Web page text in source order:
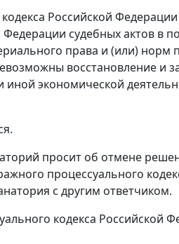
Российской
судебных актов в
права и (или) норм
восстановление и
экономической
просит об отмене
процессуального
с другим ответчиком.
кодекса Российской